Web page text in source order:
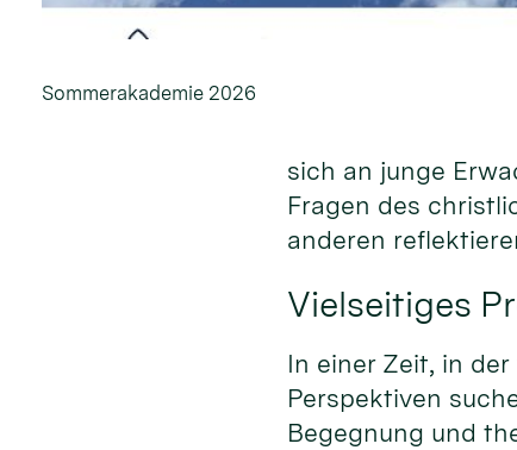
Sommerakademie 2026
sich an junge
Fragen des
anderen
Vielseitiges
In einer Zeit, in
Perspektiven
Begegnung und